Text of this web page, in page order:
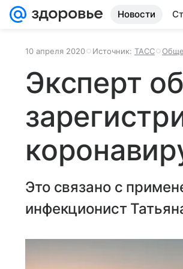
Новости
10 апреля 2020 Источник: ТАСС
Эксперт
Это связано с
инфекционист